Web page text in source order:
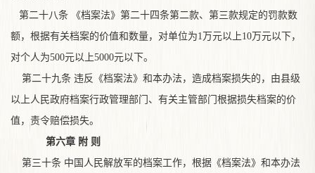
第二十八条 《档案法》第二十四条第二款、第三款规定的罚款数
额，根据有关档案的价值和数量，对单位为1万元以上10万元以下，
对个人为500元以上5000元以下。
第二十九条 违反《档案法》和本办法，造成档案损失的，由县级
以上人民政府档案行政管理部门、有关主管部门根据损失档案的价
值，责令赔偿损失。
第六章 附 则
第三十条 中国人民解放军的档案工作，根据《档案法》和本办法